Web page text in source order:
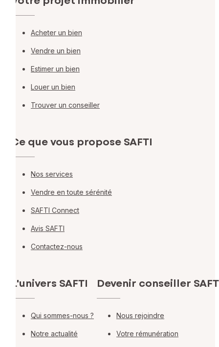
Acheter un bien
Vendre un bien
Estimer un bien
Louer un bien
Trouver un conseiller
Ce que vous propose SAFTI
Nos services
Vendre en toute sérénité
SAFTI Connect
Avis SAFTI
Contactez-nous
L'univers SAFTI
Qui sommes-nous ?
Notre actualité
Devenir conseiller
Nous rejoindre
Votre rémunération